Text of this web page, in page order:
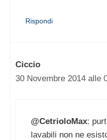
Rispondi
Ciccio
30 Novembre 2014 alle
@CetrioloMax:
lavabili non ne